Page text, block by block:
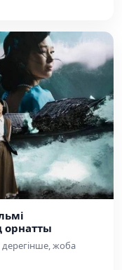
орнатты
дерегінше, жоба